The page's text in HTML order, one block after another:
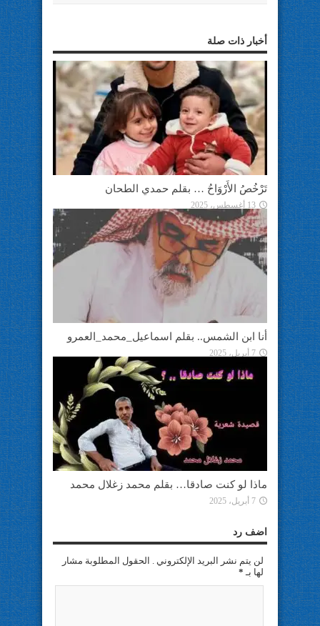
أخبار ذات صلة
تَرْخُصُ الأَرْوَاحُ … بقلم حمدي الطحان
13 أغسطس، 2025
أنا ابن الشمس.. بقلم اسماعيل_محمد_العمرو
7 أبريل، 2025
ماذا لو كنت صادقا… بقلم محمد زغلال محمد
7 أبريل، 2025
اضف رد
لن يتم نشر البريد الإلكتروني . الحقول المطلوبة مشار
لها بـ *